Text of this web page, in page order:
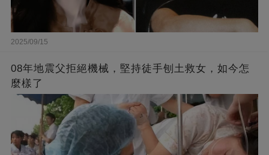
2025/09/15
08年地震父拒絕機械，堅持徒手刨土救女，如今怎
麼樣了